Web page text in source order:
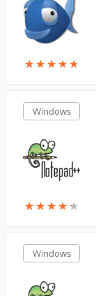
★★★★★
★★★★★
Windows
★★★★★
★★★★★
Windows